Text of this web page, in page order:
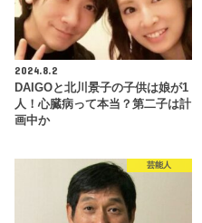
2024.8.2
DAIGOと北川景子の子供は娘が1
人！心臓病って本当？第二子は計
画中か
芸能人